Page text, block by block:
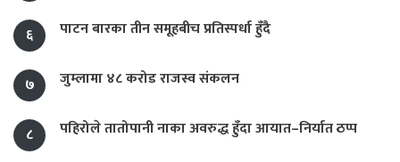
६ पाटन बारका तीन समूहबीच प्रतिस्पर्धा हुँदै
७ जुम्लामा ४८ करोड राजस्व संकलन
८ पहिरोले तातोपानी नाका अवरुद्ध हुँदा आयात–निर्यात ठप्प